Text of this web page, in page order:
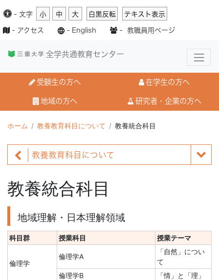
- 文字 小 中 大 白黒反転 テキスト表示
- アクセス - English - 教職員用ページ
全学共通教育センター
受験生の方へ 在学生の方へ
地域の方へ 研究者・企業の方へ
ホーム 教養教育科目について 教養統合科目
教養教育科目について
教養統合科目
地域理解・日本理解領域
科目群 授業科目 授業テーマ
倫理学
倫理学A
「自然」につい
て
倫理学B
「情」と「理」